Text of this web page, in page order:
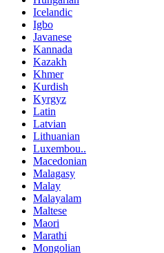
Icelandic
Igbo
Javanese
Kannada
Kazakh
Khmer
Kurdish
Kyrgyz
Latin
Latvian
Lithuanian
Luxembou..
Macedonian
Malagasy
Malay
Malayalam
Maltese
Maori
Marathi
Mongolian